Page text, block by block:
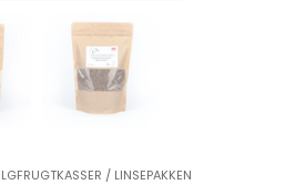
/ LINSEPAKKEN